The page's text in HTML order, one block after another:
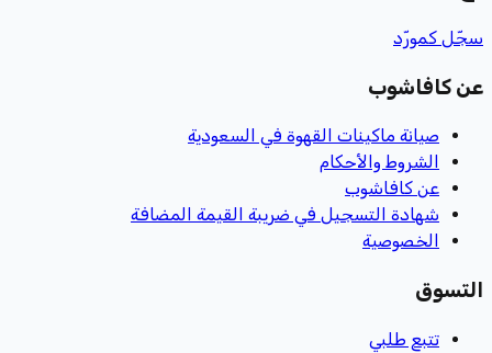
سجّل كمورّد
عن كافاشوب
صيانة ماكينات القهوة في السعودية
الشروط والأحكام
عن كافاشوب
شهادة التسجيل في ضريبة القيمة المضافة
الخصوصية
التسوق
تتبع طلبي